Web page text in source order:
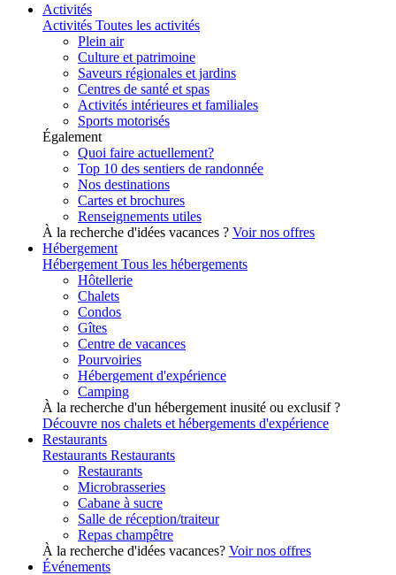
Activités
Activités Toutes les activités
Plein air
Culture et patrimoine
Saveurs régionales et jardins
Centres de santé et spas
Activités intérieures et familiales
Sports motorisés
Également
Quoi faire actuellement?
Top 10 des sentiers de randonnée
Nos destinations
Cartes et brochures
Renseignements utiles
À la recherche d'idées vacances ? Voir nos offres
Hébergement
Hébergement Tous les hébergements
Hôtellerie
Chalets
Condos
Gîtes
Centre de vacances
Pourvoiries
Hébergement d'expérience
Camping
À la recherche d'un hébergement inusité ou exclusif ?
Découvre nos chalets et hébergements d'expérience
Restaurants
Restaurants Restaurants
Restaurants
Microbrasseries
Cabane à sucre
Salle de réception/traiteur
Repas champêtre
À la recherche d'idées vacances? Voir nos offres
Événements